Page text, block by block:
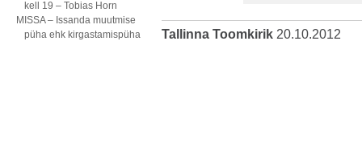
kell 19 – Tobias Horn
MISSA – Issanda muutmise
püha ehk kirgastamispüha
Tallinna Toomkirik 20.10.2012